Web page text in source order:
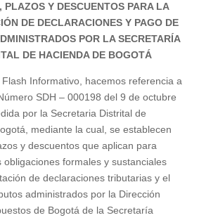
PLAZOS Y DESCUENTOS PARA LA
DE DECLARACIONES Y PAGO DE
POR LA SECRETARÍA
DE HACIENDA DE BOGOTÁ
Informativo, hacemos referencia a
SDH – 000198 del 9 de octubre
por la Secretaria Distrital de
mediante la cual, se establecen
y descuentos que aplican para
obligaciones formales y sustanciales
de declaraciones tributarias y el
administrados por la Dirección
de Bogotá de la Secretaría